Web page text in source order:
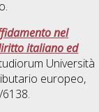
nel
italiano ed
Università
europeo,